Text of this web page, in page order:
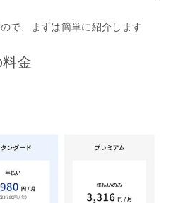
で、まずは簡単に紹介します
金